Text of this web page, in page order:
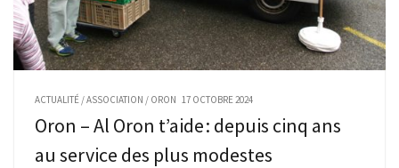
ACTUALITÉ /ASSOCIATION / ORON 17 OCTOBRE 2024
Oron – Al Oron t’aide : depuis cinq ans
au service des plus modestes